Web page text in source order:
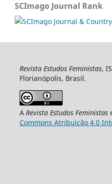
SCImago Journal Rank
Revista Estudos Feministas,
Florianópolis, Brasil.
A Revista Estudos Feministas
Commons Atribuição 4.0